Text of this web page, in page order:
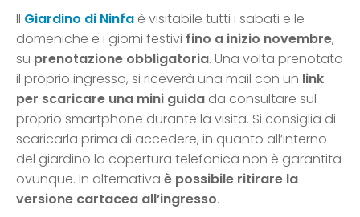
Il Giardino di Ninfa è visitabile tutti i sabati e le
domeniche e i giorni festivi fino a inizio novembre,
su prenotazione obbligatoria. Una volta prenotato
il proprio ingresso, si riceverà una mail con un link
per scaricare una mini guida da consultare sul
proprio smartphone durante la visita. Si consiglia di
scaricarla prima di accedere, in quanto all’interno
del giardino la copertura telefonica non è garantita
ovunque. In alternativa è possibile ritirare la
versione cartacea all’ingresso.